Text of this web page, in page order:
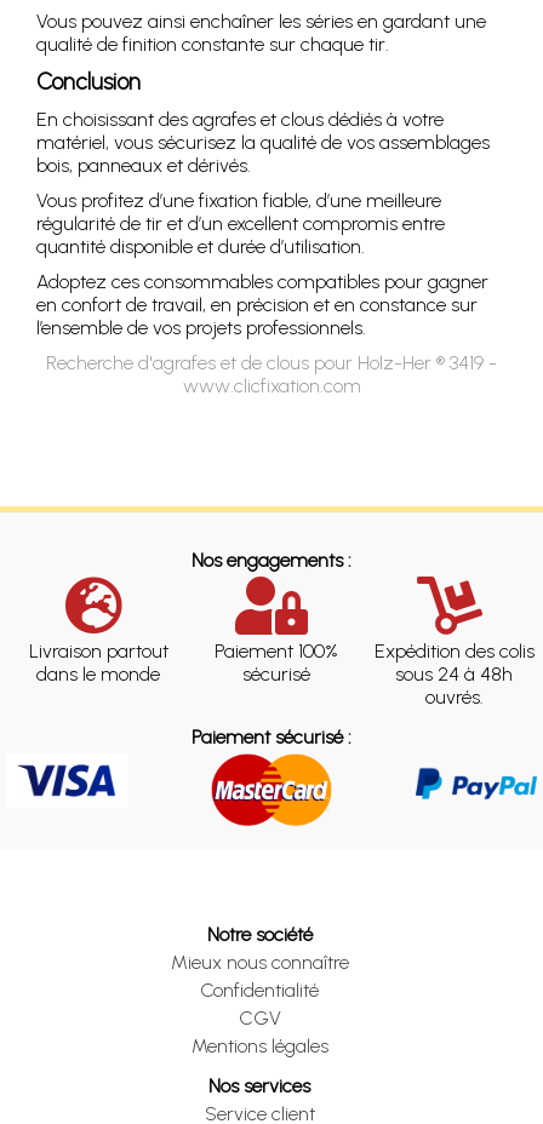
Vous pouvez ainsi enchaîner les séries en gardant une
qualité de finition constante sur chaque tir.
Conclusion
En choisissant des agrafes et clous dédiés à votre
matériel, vous sécurisez la qualité de vos assemblages
bois, panneaux et dérivés.
Vous profitez d’une fixation fiable, d’une meilleure
régularité de tir et d’un excellent compromis entre
quantité disponible et durée d’utilisation.
Adoptez ces consommables compatibles pour gagner
en confort de travail, en précision et en constance sur
l’ensemble de vos projets professionnels.
Recherche d'agrafes et de clous pour Holz-Her ® 3419 -
www.clicfixation.com
Nos engagements :
Livraison partout
dans le monde
Paiement 100%
sécurisé
Expédition des colis
sous 24 à 48h
ouvrés.
Paiement sécurisé :
Notre société
Mieux nous connaître
Confidentialité
CGV
Mentions légales
Nos services
Service client